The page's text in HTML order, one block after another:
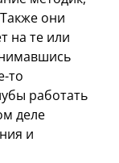
они
на те или
то
работать
деле
и